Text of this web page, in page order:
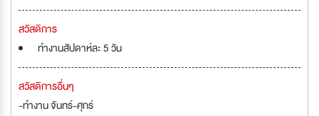
สวัสดิการ
ทำงานสัปดาห์ละ 5 วัน
สวัสดิการอื่นๆ
-ทำงาน จันทร์-ศุกร์